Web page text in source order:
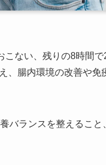
ない、残りの8時間
、腸内環境の改善や免
バランスを整えるこ